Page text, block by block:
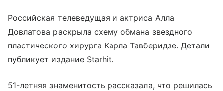
Российская телеведущая и актриса Алла
Довлатова раскрыла схему обмана звездного
пластического хирурга Карла Тавберидзе. Детали
публикует издание Starhit.
51-летняя знаменитость рассказала, что решилась